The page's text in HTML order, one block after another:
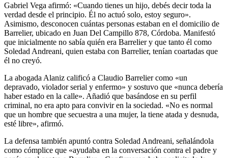
Gabriel Vega afirmó: «Cuando tienes un hijo, debés decir toda la
verdad desde el principio. Él no actuó solo, estoy seguro».
Asimismo, desconocen cuántas personas estaban en el domicilio de
Barrelier, ubicado en Juan Del Campillo 878, Córdoba. Manifestó
que inicialmente no sabía quién era Barrelier y que tanto él como
Soledad Andreani, quien estaba con Barrelier, tenían coartadas que
él no creyó.
La abogada Alaniz calificó a Claudio Barrelier como «un
depravado, violador serial y enfermo» y sostuvo que «nunca debería
haber estado en la calle». Añadió que basándose en su perfil
criminal, no era apto para convivir en la sociedad. «No es normal
que un hombre que secuestra a una mujer, la tiene atada y desnuda,
esté libre», afirmó.
La defensa también apuntó contra Soledad Andreani, señalándola
como cómplice que «ayudaba en la conversación contra el padre y